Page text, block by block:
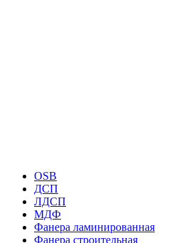
OSB
ДСП
ЛДСП
МДФ
Фанера ламинированная
Фанера строительная